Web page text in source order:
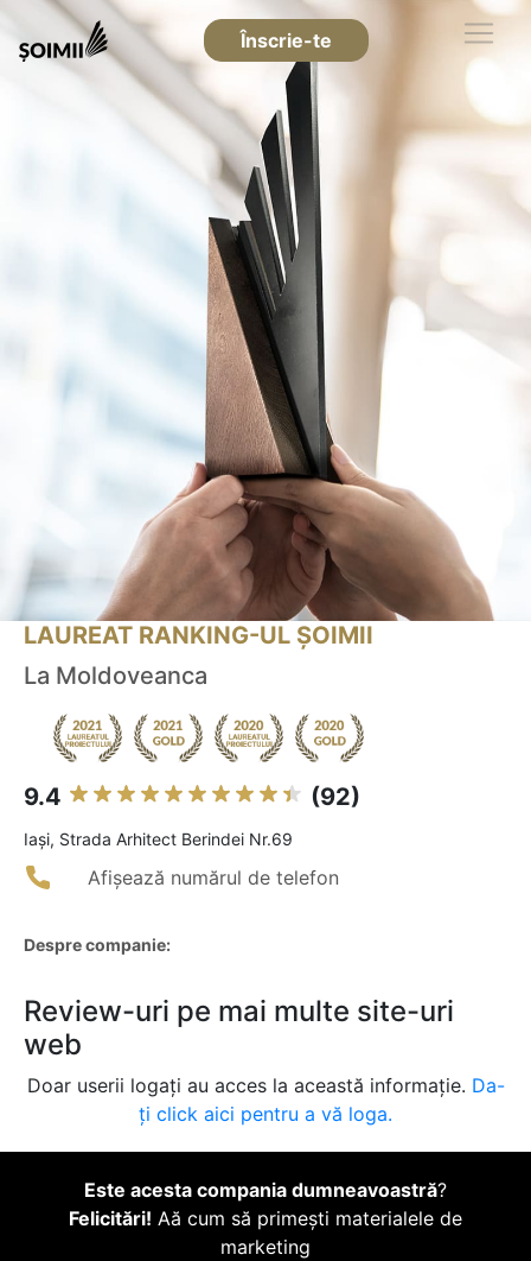
Înscrie-te
LAUREAT RANKING-UL ȘOIMII
La Moldoveanca
9.4 (92)
Iaşi, Strada Arhitect Berindei Nr.69
Afișează numărul de telefon
Despre companie:
Review-uri pe mai multe site-uri
web
Doar userii logați au acces la această informație. Da-
ți click aici pentru a vă loga.
Este acesta compania dumneavoastră?
Felicitări! Aă cum să primești materialele de
marketing